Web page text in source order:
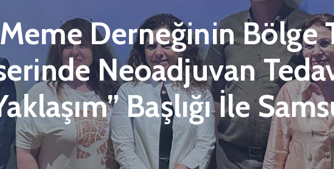
Derneğinin Bölge
Neoadjuvan
Başlığı İle